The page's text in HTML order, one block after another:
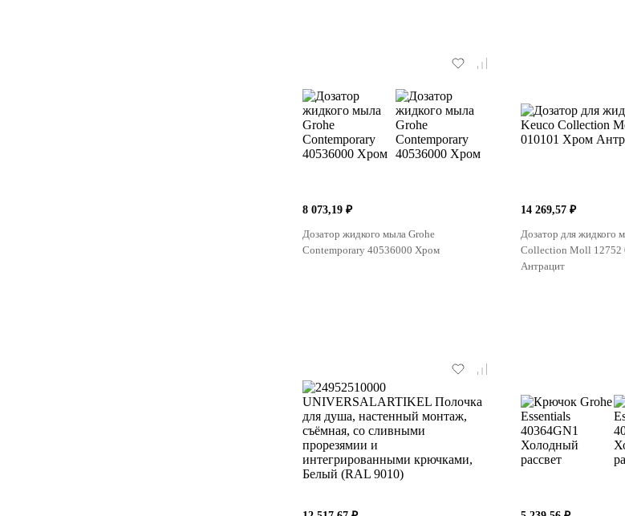
8 073,19 ₽
Дозатор жидкого мыла Grohe
Contemporary 40536000 Хром
14 269,57 ₽
Дозатор для жидкого
Collection Moll 12752
Антрацит